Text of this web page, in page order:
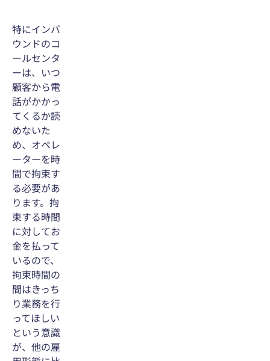
特にインバ
ウンドのコ
ールセンタ
ーは、いつ
顧客から電
話がかかっ
てくるか読
めないた
め、オペレ
ーターを時
間で拘束す
る必要があ
ります。拘
束する時間
に対してお
金を払って
いるので、
拘束時間の
間はきっち
り業務を行
ってほしい
という意識
が、他の雇